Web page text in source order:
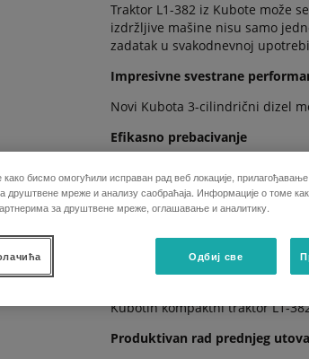
Traktor L1-382 iz Kubote može
izdržljive mašine nisu samo
zadatak u svakodnevnoj
Impresivne svestrane
Novi Kubota 3-cilindrični dizel
Efikasno prebacivanje
Bilo da izaberete HST
je zagarantovano.
Optimizovano radno mesto
Dizajn nove platforme
Snažan kapacitet dizanja
Kubotin kompaktni traktor L1-
Produktivan rad prednjeg
бисмо омогућили исправан рад веб локације, прилагођавање
друштвене мреже и анализу саобраћаја. Информације о томе
за друштвене мреже, оглашавање и аналитику.
Одбиј све